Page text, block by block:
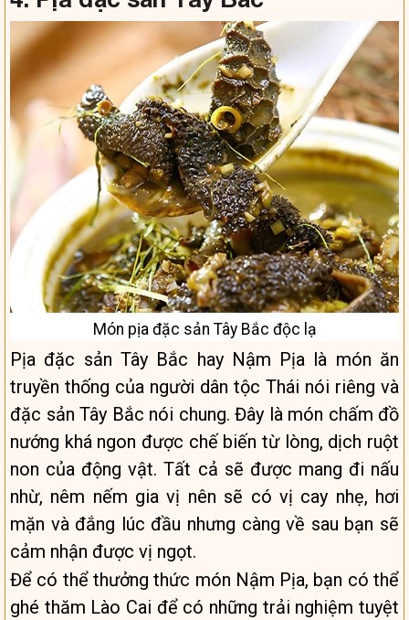
Món pịa đặc sản Tây Bắc độc lạ
Pịa đặc sản Tây Bắc hay Nậm Pịa là món ăn
truyền thống của người dân tộc Thái nói riêng và
đặc sản Tây Bắc nói chung. Đây là món chấm đồ
nướng khá ngon được chế biến từ lòng, dịch ruột
non của động vật. Tất cả sẽ được mang đi nấu
nhừ, nêm nếm gia vị nên sẽ có vị cay nhẹ, hơi
mặn và đắng lúc đầu nhưng càng về sau bạn sẽ
cảm nhận được vị ngọt.
Để có thể thưởng thức món Nậm Pịa, bạn có thể
ghé thăm Lào Cai để có những trải nghiệm tuyệt